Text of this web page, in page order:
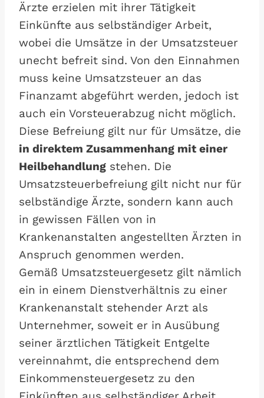
Ärzte erzielen mit ihrer Tätigkeit
Einkünfte aus selbständiger Arbeit,
wobei die Umsätze in der Umsatzsteuer
unecht befreit sind. Von den Einnahmen
muss keine Umsatzsteuer an das
Finanzamt abgeführt werden, jedoch ist
auch ein Vorsteuerabzug nicht möglich.
Diese Befreiung gilt nur für Umsätze, die
in direktem Zusammenhang mit einer
Heilbehandlung stehen. Die
Umsatzsteuerbefreiung gilt nicht nur für
selbständige Ärzte, sondern kann auch
in gewissen Fällen von in
Krankenanstalten angestellten Ärzten in
Anspruch genommen werden.
Gemäß Umsatzsteuergesetz gilt nämlich
ein in einem Dienstverhältnis zu einer
Krankenanstalt stehender Arzt als
Unternehmer, soweit er in Ausübung
seiner ärztlichen Tätigkeit Entgelte
vereinnahmt, die entsprechend dem
Einkommensteuergesetz zu den